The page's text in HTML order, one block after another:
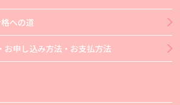
への道
お申し込み方法・お支払方法